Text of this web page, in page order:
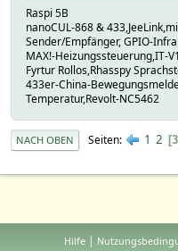
Raspi 5B
nanoCUL-868 &
Sender/Empfänger, GPIO-
MAX!-Heizungssteuerung,IT-
Fyrtur Rollos,Rhasspy
433er-China-
Temperatur,Revolt-NC5462
NACH OBEN Seiten 1 2 3
Hilfe |